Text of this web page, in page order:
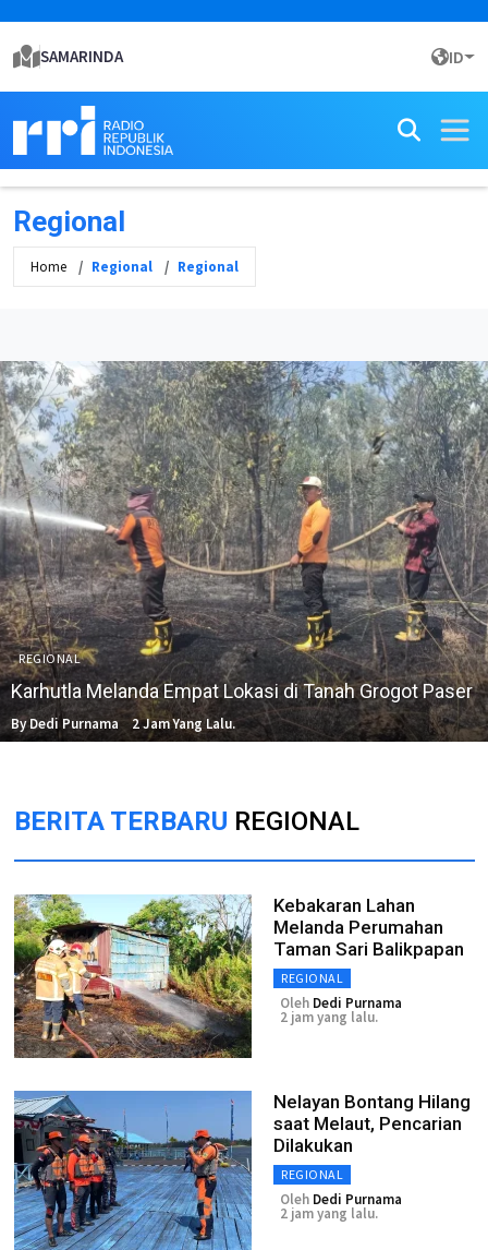
SAMARINDA ID
Regional
Home Regional Regional
REGIONAL
Karhutla Melanda Empat Lokasi di Tanah Grogot Paser
By Dedi Purnama 2 Jam Yang Lalu.
BERITA TERBARU REGIONAL
Kebakaran Lahan
Melanda Perumahan
Taman Sari Balikpapan
REGIONAL
Oleh Dedi Purnama
2 jam yang lalu.
Nelayan Bontang Hilang
saat Melaut, Pencarian
Dilakukan
REGIONAL
Oleh Dedi Purnama
2 jam yang lalu.